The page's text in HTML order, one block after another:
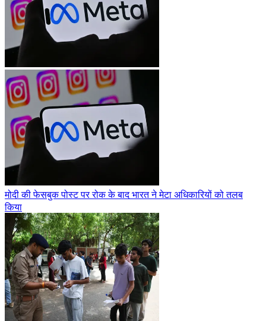
मोदी की फेसबुक पोस्ट पर रोक के बाद भारत ने मेटा अधिकारियों को तलब
किया